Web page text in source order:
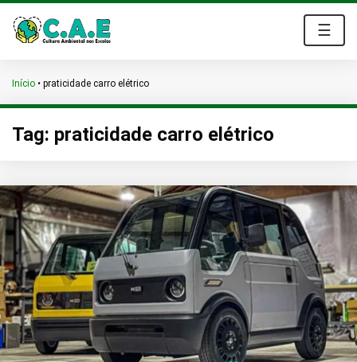
☰
Início • praticidade carro elétrico
Tag: praticidade carro elétrico